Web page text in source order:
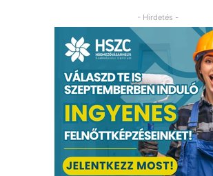
- Hirdetés -